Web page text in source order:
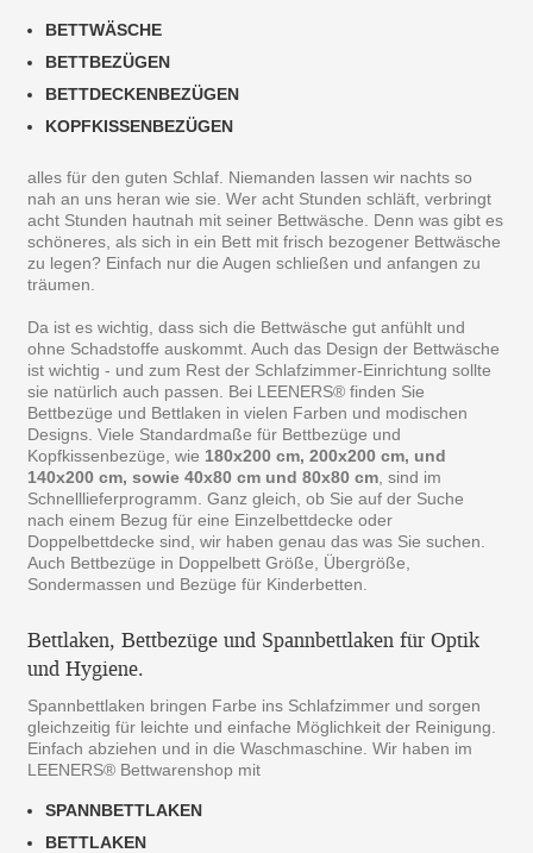
BETTWÄSCHE
BETTBEZÜGEN
BETTDECKENBEZÜGEN
KOPFKISSENBEZÜGEN
alles für den guten Schlaf. Niemanden lassen wir nachts so
nah an uns heran wie sie. Wer acht Stunden schläft, verbringt
acht Stunden hautnah mit seiner Bettwäsche. Denn was gibt es
schöneres, als sich in ein Bett mit frisch bezogener Bettwäsche
zu legen? Einfach nur die Augen schließen und anfangen zu
träumen.
Da ist es wichtig, dass sich die Bettwäsche gut anfühlt und
ohne Schadstoffe auskommt. Auch das Design der Bettwäsche
ist wichtig - und zum Rest der Schlafzimmer-Einrichtung sollte
sie natürlich auch passen. Bei LEENERS® finden Sie
Bettbezüge und Bettlaken in vielen Farben und modischen
Designs. Viele Standardmaße für Bettbezüge und
Kopfkissenbezüge, wie 180x200 cm, 200x200 cm, und
140x200 cm, sowie 40x80 cm und 80x80 cm , sind im
Schnelllieferprogramm. Ganz gleich, ob Sie auf der Suche
nach einem Bezug für eine Einzelbettdecke oder
Doppelbettdecke sind, wir haben genau das was Sie suchen.
Auch Bettbezüge in Doppelbett Größe, Übergröße,
Sondermassen und Bezüge für Kinderbetten.
Bettlaken, Bettbezüge und Spannbettlaken für Optik
und Hygiene.
Spannbettlaken bringen Farbe ins Schlafzimmer und sorgen
gleichzeitig für leichte und einfache Möglichkeit der Reinigung.
Einfach abziehen und in die Waschmaschine. Wir haben im
LEENERS® Bettwarenshop mit
SPANNBETTLAKEN
BETTLAKEN